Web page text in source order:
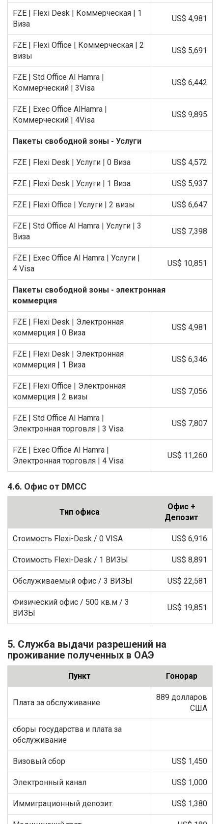
FZE | Flexi Desk | Коммерческая | 1
Виза
US$ 4,981
FZE | Flexi Office | Коммерческая | 2
визы
US$ 5,691
FZE | Std Office Al Hamra |
Коммерческий | 3Visa
US$ 6,442
FZE | Exec Office AlHamra |
Коммерческий | 4Visa
US$ 9,895
Пакеты свободной зоны - Услуги
FZE | Flexi Desk | Услуги | 0 Виза US$ 4,572
FZE | Flexi Desk | Услуги | 1 Виза US$ 5,937
FZE | Flexi Office | Услуги | 2 визы US$ 6,647
FZE | Std Office Al Hamra | Услуги | 3
Виза
US$ 7,398
FZE | Exec Office Al Hamra | Услуги |
4 Visa
US$ 10,851
Пакеты свободной зоны - электронная
коммерция
FZE | Flexi Desk | Электронная
коммерция | 0 Виза
US$ 4,981
FZE | Flexi Desk | Электронная
коммерция | 1 Виза
US$ 6,346
FZE | Flexi Office | Электронная
коммерция | 2 визы
US$ 7,056
FZE | Std Office Al Hamra |
Электронная торговля | 3 Visa
US$ 7,807
FZE | Exec Office Al Hamra |
Электронная торговля | 4 Visa
US$ 11,260
4.6. Офис от DMCC
Тип офиса
Офис +
Депозит
Стоимость Flexi-Desk / 0 VISA US$ 6,916
Стоимость Flexi-Desk / 1 ВИЗЫ US$ 8,891
Обслуживаемый офис / 3 ВИЗЫ US$ 22,581
Физический офис / 500 кв.м / 3
ВИЗЫ
US$ 19,851
5. Служба выдачи разрешений на
проживание полученных в ОАЭ
Пункт Гонорар
Плата за обслуживание
889 долларов
США
сборы государства и плата за
обслуживание
Визовый сбор US$ 1,450
Электронный канал US$ 1,000
Иммиграционный депозит: US$ 1,380